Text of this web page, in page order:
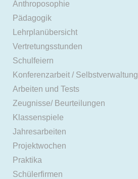
Anthroposophie
Pädagogik
Lehrplanübersicht
Vertretungsstunden
Schulfeiern
Konferenzarbeit / Selbstverwaltung
Arbeiten und Tests
Zeugnisse/ Beurteilungen
Klassenspiele
Jahresarbeiten
Projektwochen
Praktika
Schülerfirmen